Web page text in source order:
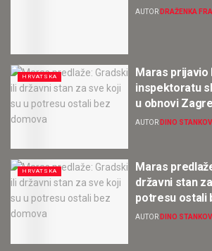
AUTOR DRAŽENKA
HRVATSKA
Maras prijavio
inspektoratu
u obnovi
AUTOR DINO
HRVATSKA
Maras
državni stan
potresu ostali
AUTOR DINO